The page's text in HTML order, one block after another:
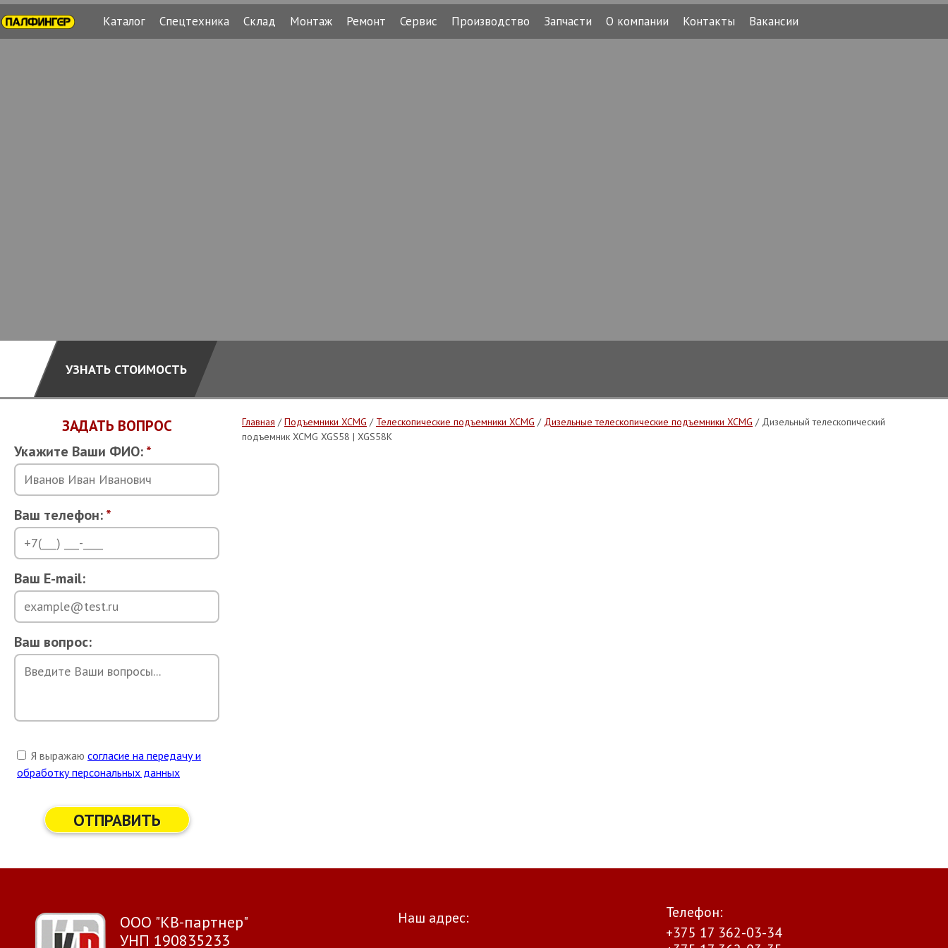
Каталог Спецтехника Склад Монтаж Ремонт Сервис Производство Запчасти О компании Контакты Вакансии
УЗНАТЬ СТОИМОСТЬ
ЗАДАТЬ ВОПРОС
Укажите Ваши ФИО:*
Ваш телефон:*
Ваш E-mail:
Ваш вопрос:
Я выражаю согласие на передачу и
обработку персональных данных
ОТПРАВИТЬ
Главная /Подъемники XCMG / Телескопические подъемники XCMG / Дизельные телескопические подъемники XCMG / Дизельный телескопический
подъемник XCMG XGS58 | XGS58K
ООО "КВ-партнер"
УНП 190835233
Наш адрес:
Телефон:
+375 17 362-03-34